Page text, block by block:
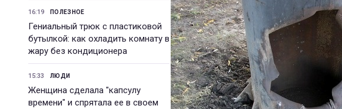
16:19 ПОЛЕЗНОЕ
Гениальный трюк с пластиковой
бутылкой: как охладить комнату в
жару без кондиционера
15:33 ЛЮДИ
Женщина сделала "капсулу
времени" и спрятала ее в своем